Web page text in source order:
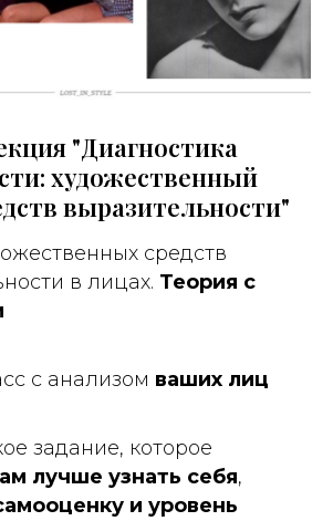
"Диагностика
художественный
выразительности"
средств
в лицах. Теория с
с анализом ваших лиц
задание, которое
лучше узнать себя,
и уровень